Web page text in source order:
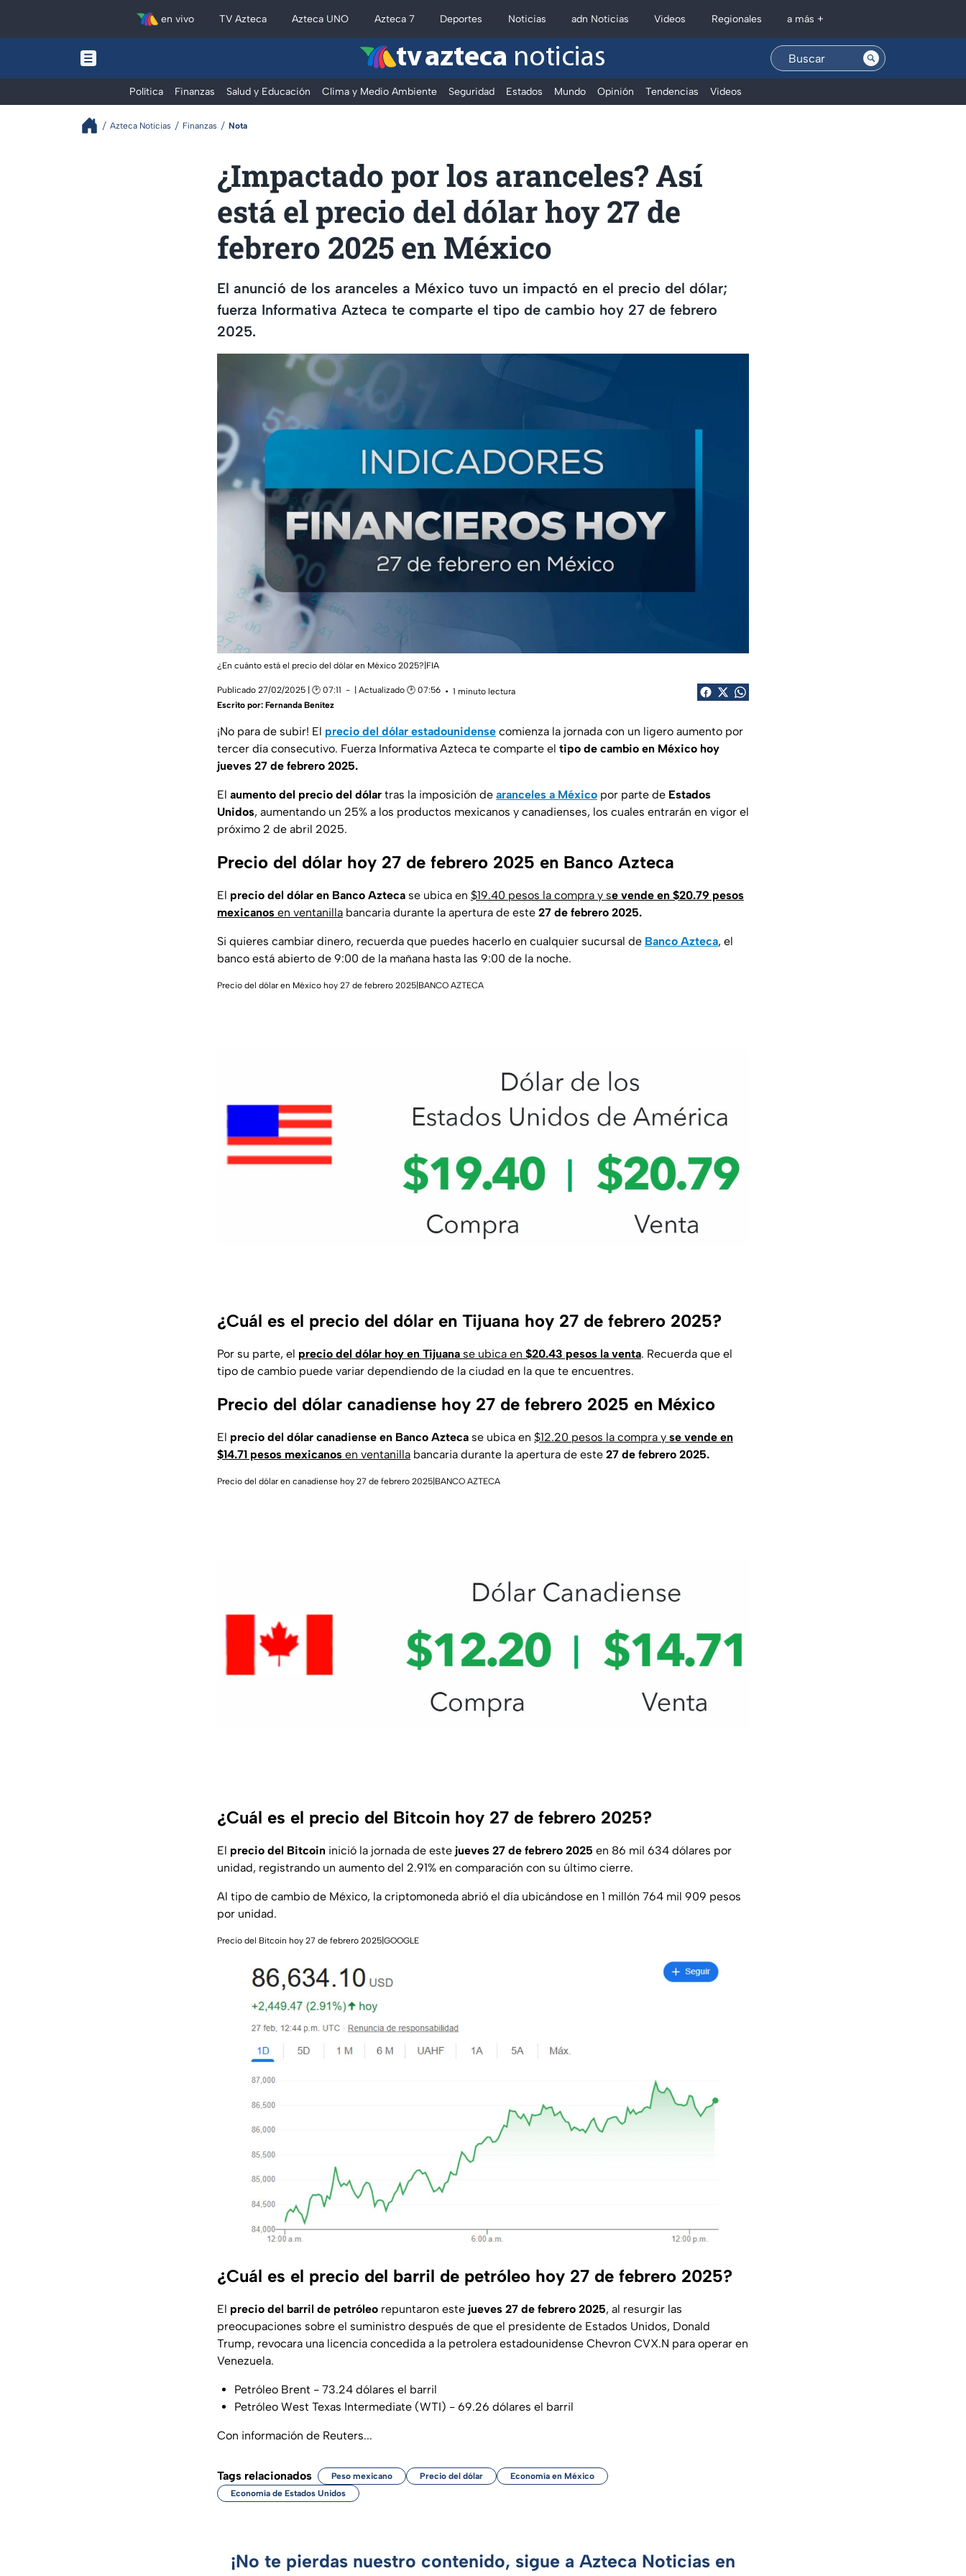
en vivo TV Azteca Azteca UNO Azteca 7 Deportes Noticias adn Noticias Videos Regionales a más +
tv azteca noticias
Política Finanzas Salud y Educación Clima y Medio Ambiente Seguridad Estados Mundo Opinión Tendencias Videos
Azteca Noticias Finanzas Nota
¿Impactado por los aranceles? Así
está el precio del dólar hoy 27 de
febrero 2025 en México
El anunció de los aranceles a México tuvo un impactó en el precio del dólar;
fuerza Informativa Azteca te comparte el tipo de cambio hoy 27 de febrero
2025.
¿En cuánto está el precio del dólar en México 2025?|FIA
Publicado 27/02/2025 | 🕑 07:11 | Actualizado 🕑 07:56
1 minuto lectura
Escrito por: Fernanda Benítez
¡No para de subir! El precio del dólar estadounidense comienza la jornada con un ligero aumento por
tercer día consecutivo. Fuerza Informativa Azteca te comparte el tipo de cambio en México hoy
jueves 27 de febrero 2025.
El aumento del precio del dólar tras la imposición de aranceles a México por parte de Estados
Unidos, aumentando un 25% a los productos mexicanos y canadienses, los cuales entrarán en vigor el
próximo 2 de abril 2025.
Precio del dólar hoy 27 de febrero 2025 en Banco Azteca
El precio del dólar en Banco Azteca se ubica en $19.40 pesos la compra y se vende en $20.79 pesos
mexicanos en ventanilla bancaria durante la apertura de este 27 de febrero 2025.
Si quieres cambiar dinero, recuerda que puedes hacerlo en cualquier sucursal de Banco Azteca, el
banco está abierto de 9:00 de la mañana hasta las 9:00 de la noche.
Precio del dólar en México hoy 27 de febrero 2025|BANCO AZTECA
¿Cuál es el precio del dólar en Tijuana hoy 27 de febrero 2025?
Por su parte, el precio del dólar hoy en Tijuana se ubica en $20.43 pesos la venta. Recuerda que el
tipo de cambio puede variar dependiendo de la ciudad en la que te encuentres.
Precio del dólar canadiense hoy 27 de febrero 2025 en México
El precio del dólar canadiense en Banco Azteca se ubica en $12.20 pesos la compra y se vende en
$14.71 pesos mexicanos en ventanilla bancaria durante la apertura de este 27 de febrero 2025.
Precio del dólar en canadiense hoy 27 de febrero 2025|BANCO AZTECA
¿Cuál es el precio del Bitcoin hoy 27 de febrero 2025?
El precio del Bitcoin inició la jornada de este jueves 27 de febrero 2025 en 86 mil 634 dólares por
unidad, registrando un aumento del 2.91% en comparación con su último cierre.
Al tipo de cambio de México, la criptomoneda abrió el día ubicándose en 1 millón 764 mil 909 pesos
por unidad.
Precio del Bitcoin hoy 27 de febrero 2025|GOOGLE
¿Cuál es el precio del barril de petróleo hoy 27 de febrero 2025?
El precio del barril de petróleo repuntaron este jueves 27 de febrero 2025, al resurgir las
preocupaciones sobre el suministro después de que el presidente de Estados Unidos, Donald
Trump, revocara una licencia concedida a la petrolera estadounidense Chevron CVX.N para operar en
Venezuela.
Petróleo Brent - 73.24 dólares el barril
Petróleo West Texas Intermediate (WTI) - 69.26 dólares el barril
Con información de Reuters...
Tags relacionados Peso mexicano Precio del dólar
Economía en México
Economía de Estados Unidos
¡No te pierdas nuestro contenido, sigue a Azteca Noticias en